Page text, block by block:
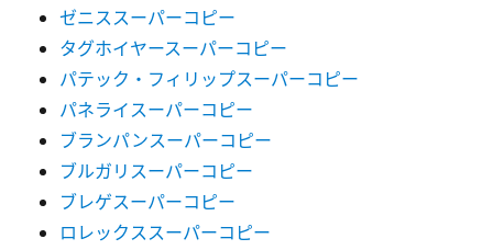
ゼニススーパーコピー
タグホイヤースーパーコピー
パテック・フィリップスーパーコピー
パネライスーパーコピー
ブランパンスーパーコピー
ブルガリスーパーコピー
ブレゲスーパーコピー
ロレックススーパーコピー